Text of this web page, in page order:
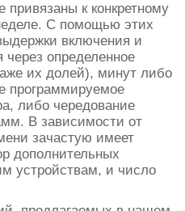
к конкретному
С помощью этих
включения и
определенное
их долей), минут либо
программируемое
либо чередование
В зависимости от
зачастую имеет
дополнительных
устройствам, и число